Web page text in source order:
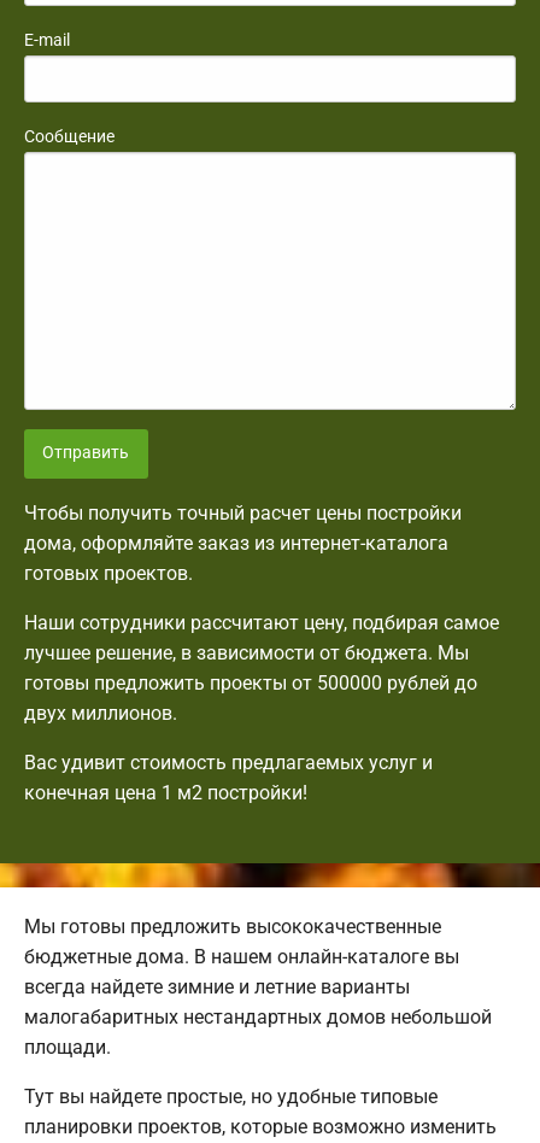
E-mail
Сообщение
Отправить
Чтобы получить точный расчет цены постройки
дома, оформляйте заказ из интернет-каталога
готовых проектов.
Наши сотрудники рассчитают цену, подбирая самое
лучшее решение, в зависимости от бюджета. Мы
готовы предложить проекты от 500000 рублей до
двух миллионов.
Вас удивит стоимость предлагаемых услуг и
конечная цена 1 м2 постройки!
Мы готовы предложить высококачественные
бюджетные дома. В нашем онлайн-каталоге вы
всегда найдете зимние и летние варианты
малогабаритных нестандартных домов небольшой
площади.
Тут вы найдете простые, но удобные типовые
планировки проектов, которые возможно изменить